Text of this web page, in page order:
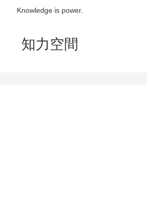
Knowledge is power.
知力空間